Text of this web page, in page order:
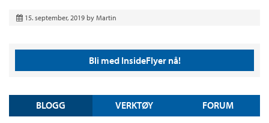
15. september, 2019 by Martin
Bli med InsideFlyer nå!
BLOGG VERKTØY FORUM